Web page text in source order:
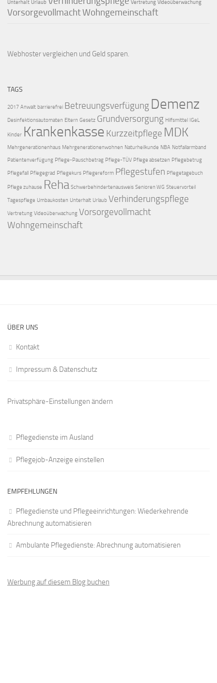
Unterhalt Urlaub Vertretung Videoüberwachung
VorsorgevollmachtWohngemeinschaft
Webhoster vergleichen und Geld sparen.
TAGS
2017 Anwalt barrierefrei Betreuungsverfügung Demenz
Desinfektionsautomaten Eltern Gesetz Grundversorgung Hilfsmittel IGeL
Kinder Krankenkasse Kurzzeitpflege MDK
Mehrgenerationenhaus Mehrgenerationenwohnen Naturheilkunde NBA Notfallarmband
Patientenverfügung Pflege-Pauschbetrag Pflege-TÜV Pflege absetzen Pflegebetrug
Pflegefall Pflegegrad Pflegekurs Pflegereform Pflegestufen Pflegetagebuch
Pflege zuhause Reha Schwerbehindertenausweis Senioren WG Steuervorteil
Tagespflege Umbaukosten Unterhalt Urlaub Verhinderungspflege
Vertretung Videoüberwachung Vorsorgevollmacht
Wohngemeinschaft
ÜBER UNS
Kontakt
Impressum & Datenschutz
Privatsphäre-Einstellungen ändern
Pflegedienste im Ausland
Pflegejob-Anzeige einstellen
EMPFEHLUNGEN
Pflegedienste und Pflegeeinrichtungen: Wiederkehrende
Abrechnung automatisieren
Ambulante Pflegedienste: Abrechnung automatisieren
Werbung auf diesem Blog buchen